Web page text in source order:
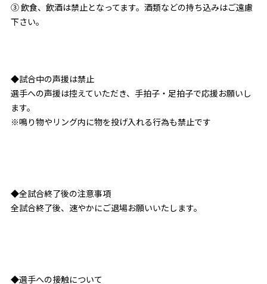
③ 飲食、飲酒は禁止となってます。酒類などの持ち込みはご遠慮
下さい。
◆試合中の声援は禁止
選手への声援は控えていただき、手拍子・足拍子で応援お願いし
ます。
※鳴り物やリング内に物を投げ入れる行為も禁止です
◆全試合終了後の注意事項
全試合終了後、速やかにご退場お願いいたします。
◆選手への接触について